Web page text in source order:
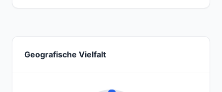
Geografische Vielfalt